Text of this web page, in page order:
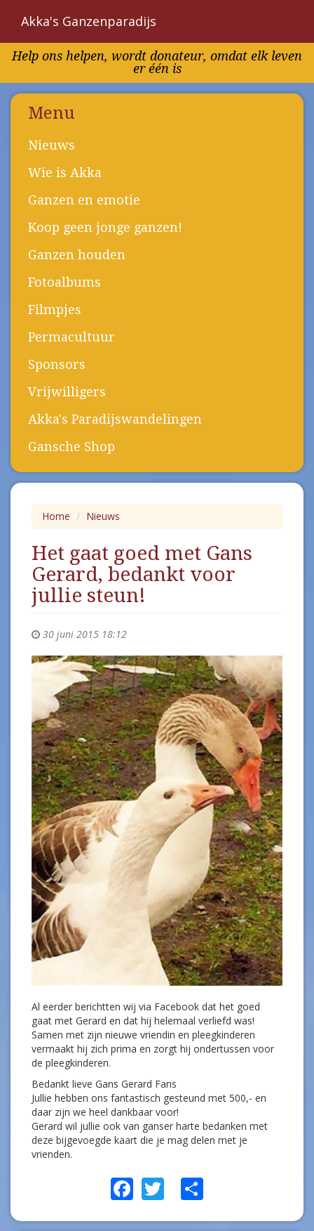
Overslaan
inhoud
Akka's Ganzenparadijs
Help ons helpen, wordt donateur, omdat elk leven
er één is
Menu
Nieuws
Wie is Akka
Ganzen en emotie
Koop geen jonge ganzen!
Ganzen houden
Fotoalbums
Filmpjes
Permacultuur
Sponsors
Vrijwilligers
Akka's Paradijswandelingen
Gansche Shop
Home Nieuws
Het gaat goed met Gans
Gerard, bedankt voor
jullie steun!
30 juni 2015 18:12
Previous Next
Al eerder berichtten wij via Facebook dat het goed
gaat met Gerard en dat hij helemaal verliefd was!
Samen met zijn nieuwe vriendin en pleegkinderen
vermaakt hij zich prima en zorgt hij ondertussen voor
de pleegkinderen.
Bedankt lieve Gans Gerard Fans
Jullie hebben ons fantastisch gesteund met 500,- en
daar zijn we heel dankbaar voor!
Gerard wil jullie ook van ganser harte bedanken met
deze bijgevoegde kaart die je mag delen met je
vrienden.
Facebook
Twitter